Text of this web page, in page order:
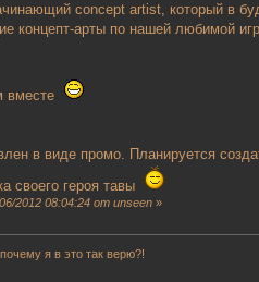
concept artist, который в
арты по нашей любимой
вместе
в виде промо. Планируется
своего героя тавы
2012 08:04:24 от unseen »
я в это так верю?!